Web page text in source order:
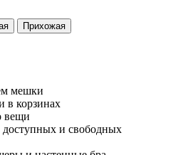
мешки
в корзинах
вещи
и свободных